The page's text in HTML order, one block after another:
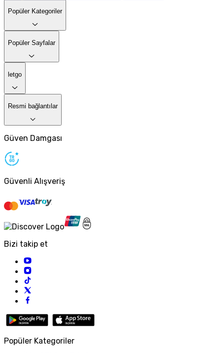
Popüler Kategoriler
Popüler Sayfalar
letgo
Resmi bağlantılar
Güven Damgası
Güvenli Alışveriş
Bizi takip et
Popüler Kategoriler